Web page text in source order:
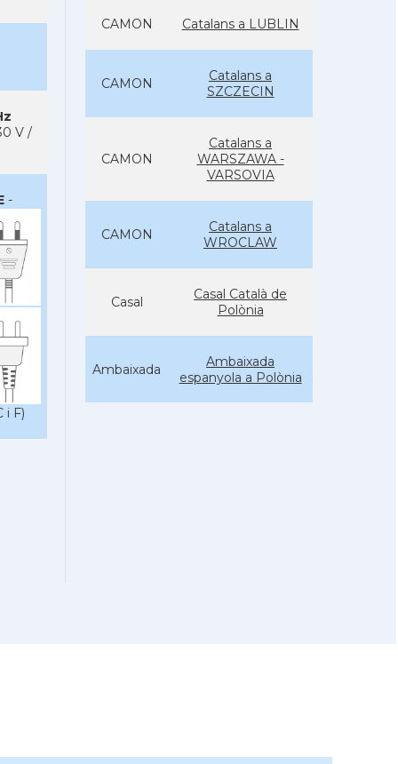
V /
-
i F)
CAMON Catalans a LUBLIN
CAMON
Catalans a
SZCZECIN
CAMON
Catalans a
WARSZAWA -
VARSOVIA
CAMON
Catalans a
WROCLAW
Casal
Casal Català de
Polònia
Ambaixada
Ambaixada
espanyola a Polònia